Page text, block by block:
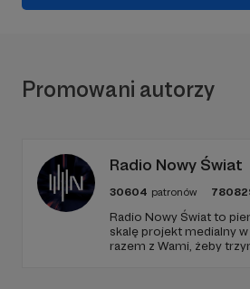
Promowani autorzy
Radio Nowy Świat
30604 patronów
Radio Nowy Świat to
skalę projekt medialny
razem z Wami, żeby